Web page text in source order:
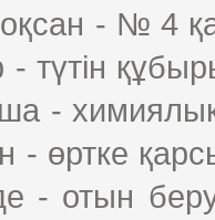
- № 4
түтін
-
- өртке
- отын